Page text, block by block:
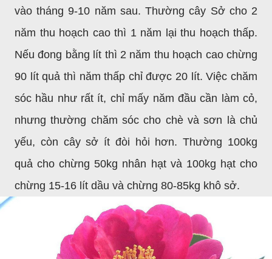
vào tháng 9-10 năm sau. Thường cây Sở cho 2
năm thu hoạch cao thì 1 năm lại thu hoạch thấp.
Nếu đong bằng lít thì 2 năm thu hoạch cao chừng
90 lít quả thì năm thấp chỉ được 20 lít. Việc chăm
sóc hầu như rất ít, chỉ mấy năm đầu cần làm cỏ,
nhưng thường chăm sóc cho chè và sơn là chủ
yếu, còn cây sở ít đòi hỏi hơn. Thường 100kg
quả cho chừng 50kg nhân hạt và 100kg hạt cho
chừng 15-16 lít dầu và chừng 80-85kg khô sở.